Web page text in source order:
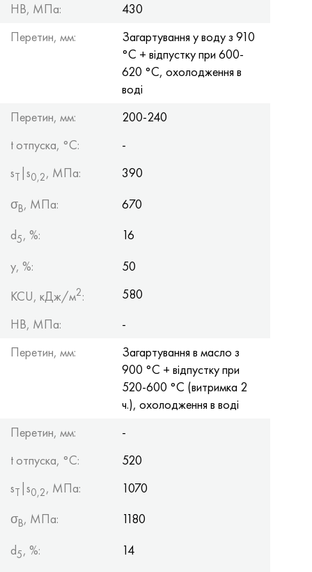
HB, МПа:
430
Перетин, мм:
Загартування у воду з 910
°С + відпустку при 600-
620 °С, охолодження в
воді
Перетин, мм:
200-240
t отпуска, °C:
-
sТ |s0,2, МПа:
390
σB, МПа:
670
d5, %:
16
y, %:
50
KCU, кДж/м2:
580
HB, МПа:
-
Перетин, мм:
Загартування в масло з
900 °С + відпустку при
520-600 °С (витримка 2
ч.), охолодження в воді
Перетин, мм:
-
t отпуска, °C:
520
sТ |s0,2, МПа:
1070
σB, МПа:
1180
d5, %:
14